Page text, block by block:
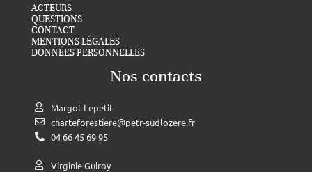
ACTEURS
QUESTIONS
CONTACT
MENTIONS LÉGALES
DONNÉES PERSONNELLES
Nos contacts
Margot Lepetit
charteforestiere@petr-sudlozere.fr
04 66 45 69 95
Virginie Guiroy